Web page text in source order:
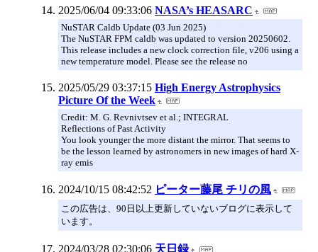
2025/06/04 09:33:06 NASA’s HEASARC
NuSTAR Caldb Update (03 Jun 2025)
The NuSTAR FPM caldb was updated to version 20250602.
This release includes a new clock correction file, v206 using a
new temperature model. Please see the release no
2025/05/29 03:37:15 High Energy Astrophysics
Picture Of the Week
Credit: M. G. Revnivtsev et al.; INTEGRAL
Reflections of Past Activity
You look younger the more distant the mirror. That seems to
be the lesson learned by astronomers in new images of hard X-
ray emis
2024/10/15 08:42:52 ピーター藤尾 チリの風
この広告は、90日以上更新していないブログに表示して
います。
2024/03/28 02:30:06 天日録